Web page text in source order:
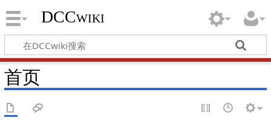
DCCwiki
首页